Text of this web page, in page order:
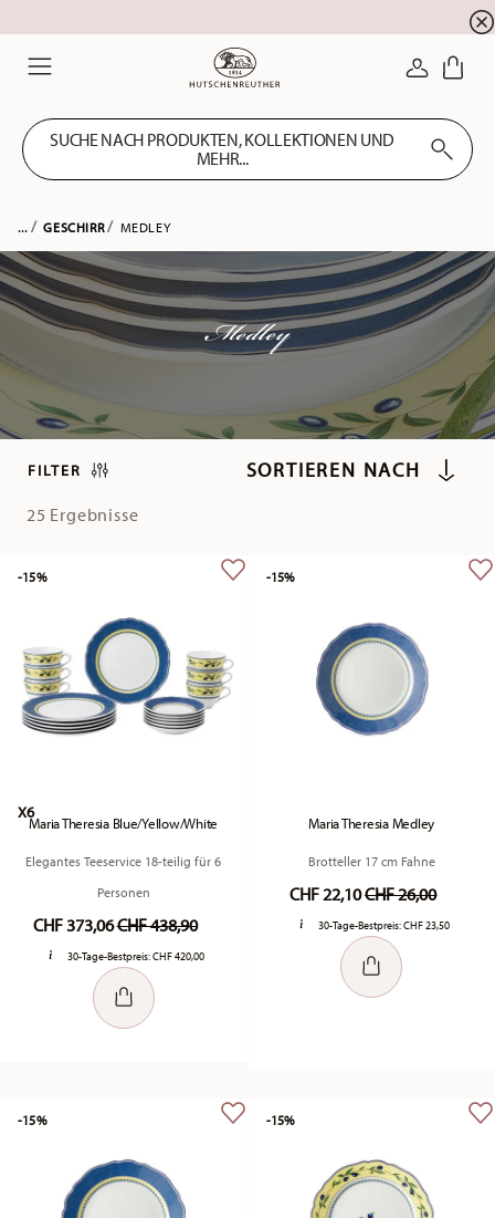
Summer SALE! Sichern Sie sich 5% EXTRA-
SUCHE NACH PRODUKTEN, KOLLEKTIONEN UND
MEHR...
... GESCHIRR MEDLEY
Medley
FILTER
25 Ergebnisse
X6
Maria Theresia Blue/Yellow/White
Elegantes Teeservice 18-teilig für 6
Personen
CHF 373,06Price reduced from
CHF 438,90to
30-Tage-Bestpreis:CHF 420,00
-15%
Maria Theresia Medley
Brotteller 17 cm Fahne
CHF 22,10Price reduced
CHF 26,00to
30-Tage-Bestpreis:CHF 23,50
-15%
-15% -15%